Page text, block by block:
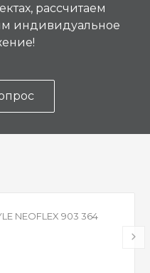
рассчитаем
индивидуальное
NEOFLEX 903 364